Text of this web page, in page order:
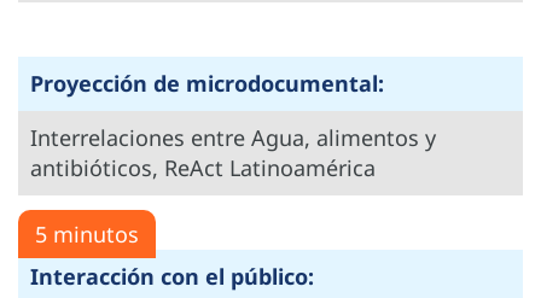
Proyección de microdocumental:
Interrelaciones entre Agua, alimentos y
antibióticos, ReAct Latinoamérica
5 minutos
Interacción con el público: